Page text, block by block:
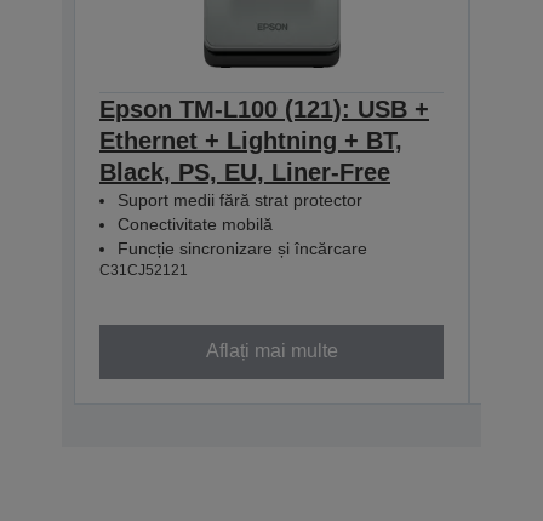
Epson TM-L100 (121): USB +
Ethernet + Lightning + BT,
Black, PS, EU, Liner-Free
Suport medii fără strat protector
Conectivitate mobilă
Funcție sincronizare și încărcare
C31CJ52121
Aflați mai multe